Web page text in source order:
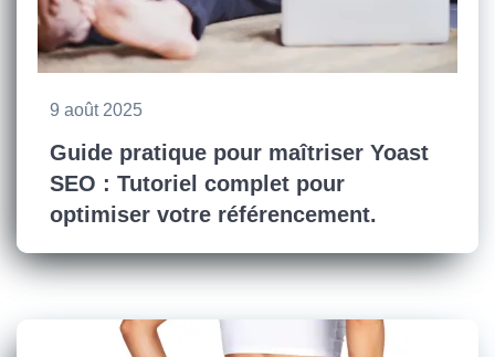
9 août 2025
Guide pratique pour maîtriser Yoast
SEO : Tutoriel complet pour
optimiser votre référencement.